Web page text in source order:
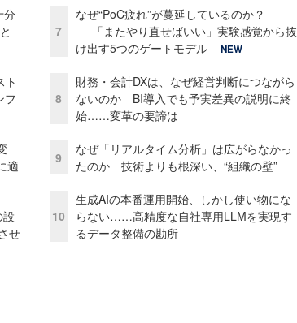
分
ト
フ
適
せ
7
なぜ“PoC疲れ”が蔓延しているのか？
──「またやり直せばいい」実験感覚から抜
け出す5つのゲートモデル
NEW
8
財務・会計DXは、なぜ経営判断につながら
ないのか BI導入でも予実差異の説明に終
始……変革の要諦は
9
なぜ「リアルタイム分析」は広がらなかっ
たのか 技術よりも根深い、“組織の壁”
10
生成AIの本番運用開始、しかし使い物にな
らない……高精度な自社専用LLMを実現す
るデータ整備の勘所